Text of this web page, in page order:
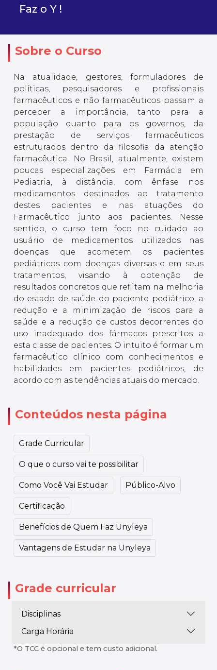
Faz o Y !
Sobre o Curso
Na atualidade, gestores, formuladores de
políticas, pesquisadores e profissionais
farmacêuticos e não farmacêuticos passam a
perceber a importância, tanto para a
população quanto para os governos, da
prestação de serviços farmacêuticos
estruturados dentro da filosofia da atenção
farmacêutica. No Brasil, atualmente, existem
poucas especializações em Farmácia em
Pediatria, à distância, com ênfase nos
medicamentos destinados ao tratamento
destes pacientes e nas atuações do
Farmacêutico junto aos pacientes. Nesse
sentido, o curso tem foco no cuidado ao
usuário de medicamentos utilizados nas
doenças que acometem os pacientes
pediátricos com doenças diversas e em seus
tratamentos, visando à obtenção de
resultados concretos que reflitam na melhoria
do estado de saúde do paciente pediátrico, a
redução e a minimização de riscos para a
saúde e a redução de custos decorrentes do
uso inadequado dos fármacos prescritos a
esta classe de pacientes. O intuito é formar um
farmacêutico clínico com conhecimentos e
habilidades em pacientes pediátricos, de
acordo com as tendências atuais do mercado.
Conteúdos nesta página
Grade Curricular
O que o curso vai te possibilitar
Como Você Vai Estudar Público-Alvo
Certificação
Benefícios de Quem Faz Unyleya
Vantagens de Estudar na Unyleya
Grade curricular
Disciplinas
Carga Horária
*O TCC é opcional e tem custo adicional.